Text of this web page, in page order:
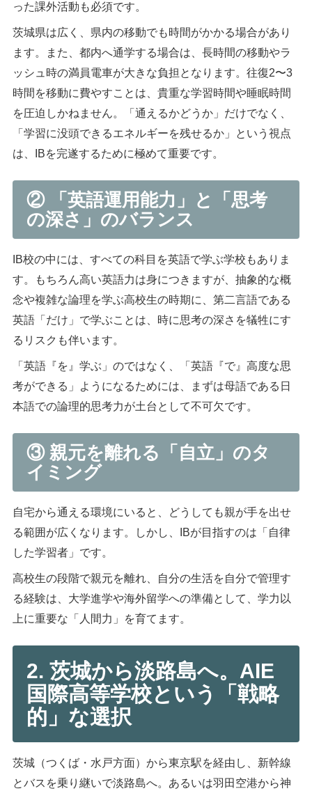
った課外活動も必須です。
茨城県は広く、県内の移動でも時間がかかる場合があり
ます。また、都内へ通学する場合は、長時間の移動やラ
ッシュ時の満員電車が大きな負担となります。往復2〜3
時間を移動に費やすことは、貴重な学習時間や睡眠時間
を圧迫しかねません。「通えるかどうか」だけでなく、
「学習に没頭できるエネルギーを残せるか」という視点
は、IBを完遂するために極めて重要です。
② 「英語運用能力」と「思考
の深さ」のバランス
IB校の中には、すべての科目を英語で学ぶ学校もありま
す。もちろん高い英語力は身につきますが、抽象的な概
念や複雑な論理を学ぶ高校生の時期に、第二言語である
英語「だけ」で学ぶことは、時に思考の深さを犠牲にす
るリスクも伴います。
「英語『を』学ぶ」のではなく、「英語『で』高度な思
考ができる」ようになるためには、まずは母語である日
本語での論理的思考力が土台として不可欠です。
③ 親元を離れる「自立」のタ
イミング
自宅から通える環境にいると、どうしても親が手を出せ
る範囲が広くなります。しかし、IBが目指すのは「自律
した学習者」です。
高校生の段階で親元を離れ、自分の生活を自分で管理す
る経験は、大学進学や海外留学への準備として、学力以
上に重要な「人間力」を育てます。
2. 茨城から淡路島へ。AIE
国際高等学校という「戦略
的」な選択
茨城（つくば・水戸方面）から東京駅を経由し、新幹線
とバスを乗り継いで淡路島へ。あるいは羽田空港から神